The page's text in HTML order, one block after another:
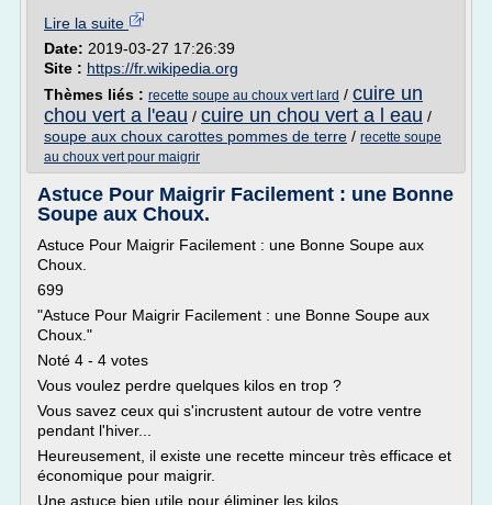
Lire la suite
Date: 2019-03-27 17:26:39
Site : https://fr.wikipedia.org
Thèmes liés : recette soupe au choux vert lard / cuire un
chou vert a l'eau / cuire un chou vert a l eau /
soupe aux choux carottes pommes de terre / recette soupe
au choux vert pour maigrir
Astuce Pour Maigrir Facilement : une Bonne
Soupe aux Choux.
Astuce Pour Maigrir Facilement : une Bonne Soupe aux
Choux.
699
"Astuce Pour Maigrir Facilement : une Bonne Soupe aux
Choux."
Noté 4 - 4 votes
Vous voulez perdre quelques kilos en trop ?
Vous savez ceux qui s'incrustent autour de votre ventre
pendant l'hiver...
Heureusement, il existe une recette minceur très efficace et
économique pour maigrir.
Une astuce bien utile pour éliminer les kilos...